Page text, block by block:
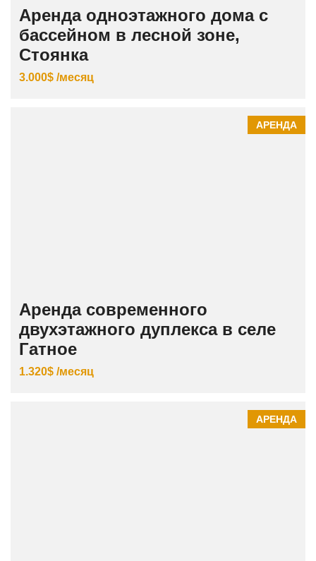
Аренда одноэтажного дома с
бассейном в лесной зоне,
Стоянка
3.000$ /месяц
АРЕНДА
Аренда современного
двухэтажного дуплекса в селе
Гатное
1.320$ /месяц
АРЕНДА